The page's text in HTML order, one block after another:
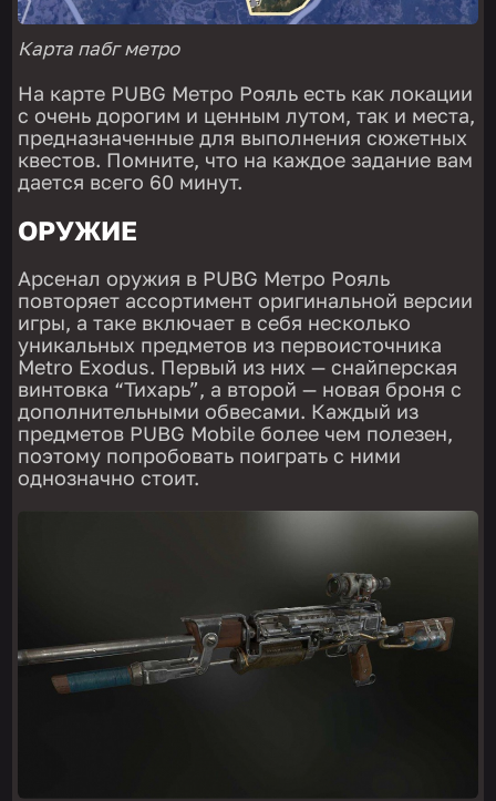
Карта пабг метро
На карте PUBG Метро Рояль есть как локации
с очень дорогим и ценным лутом, так и места,
предназначенные для выполнения сюжетных
квестов. Помните, что на каждое задание вам
дается всего 60 минут.
ОРУЖИЕ
Арсенал оружия в PUBG Метро Рояль
повторяет ассортимент оригинальной версии
игры, а таке включает в себя несколько
уникальных предметов из первоисточника
Metro Exodus. Первый из них — снайперская
винтовка “Тихарь”, а второй — новая броня с
дополнительными обвесами. Каждый из
предметов PUBG Mobile более чем полезен,
поэтому попробовать поиграть с ними
однозначно стоит.